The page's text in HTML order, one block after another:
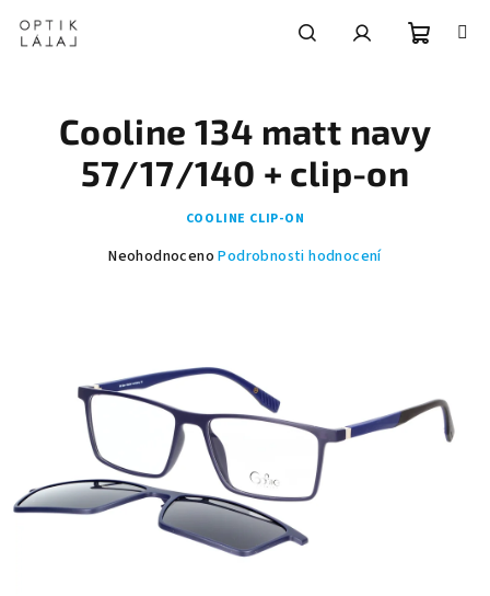
obsah
košík
Cooline 134 matt navy
57/17/140 + clip-on
COOLINE CLIP-ON
Průměrné
5
hvězdiček.
Neohodnoceno Podrobnosti hodnocení